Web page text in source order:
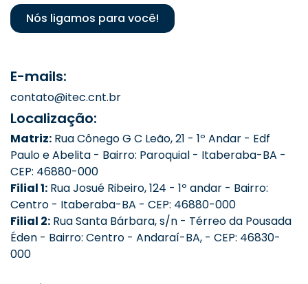
Nós ligamos para você!
E-mails:
contato@itec.cnt.br
Localização:
Matriz: Rua Cônego G C Leão, 21 - 1º Andar - Edf
Paulo e Abelita - Bairro: Paroquial - Itaberaba-BA -
CEP: 46880-000
Filial 1: Rua Josué Ribeiro, 124 - 1º andar - Bairro:
Centro - Itaberaba-BA - CEP: 46880-000
Filial 2: Rua Santa Bárbara, s/n - Térreo da Pousada
Éden - Bairro: Centro - Andaraí-BA, - CEP: 46830-
000